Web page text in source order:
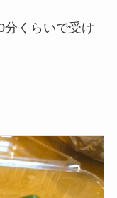
分くらいで受け